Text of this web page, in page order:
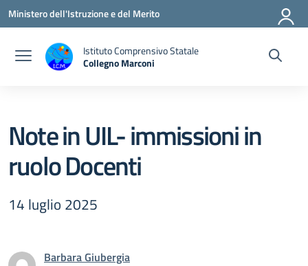
Vai ai contenuti
Vai al menu di navigazione
Vai al footer
Ministero dell'Istruzione e del Merito
Istituto Comprensivo Statale
Collegno Marconi
Note in UIL- immissioni in
ruolo Docenti
14 luglio 2025
Barbara Giubergia